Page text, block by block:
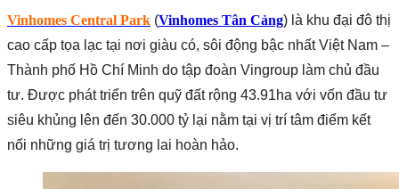
Vinhomes Central Park (Vinhomes Tân Cảng) là khu đại đô thị
cao cấp tọa lạc tại nơi giàu có, sôi động bậc nhất Việt Nam –
Thành phố Hồ Chí Minh do tập đoàn Vingroup làm chủ đầu
tư. Được phát triển trên quỹ đất rộng 43.91ha với vốn đầu tư
siêu khủng lên đến 30.000 tỷ lại nằm tại vị trí tâm điểm kết
nối những giá trị tương lai hoàn hảo.